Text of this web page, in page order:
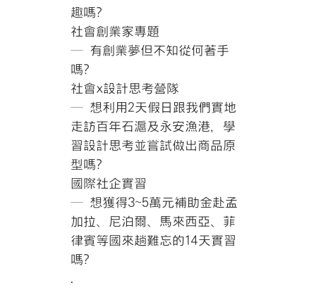
趣嗎?
社會創業家專題
─ 有創業夢但不知從何著手
嗎?
社會x設計思考營隊
─ 想利用2天假日跟我們實地
走訪百年石滬及永安漁港，學
習設計思考並嘗試做出商品原
型嗎?
國際社企實習
─ 想獲得3~5萬元補助金赴孟
加拉、尼泊爾、馬來西亞、菲
律賓等國來趟難忘的14天實習
嗎?